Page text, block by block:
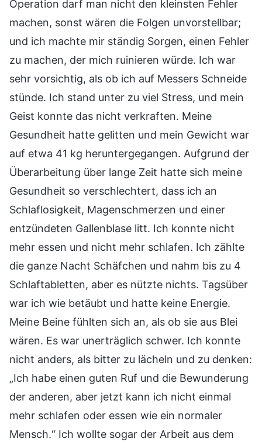
Operation darf man nicht den kleinsten Fehler
machen, sonst wären die Folgen unvorstellbar;
und ich machte mir ständig Sorgen, einen Fehler
zu machen, der mich ruinieren würde. Ich war
sehr vorsichtig, als ob ich auf Messers Schneide
stünde. Ich stand unter zu viel Stress, und mein
Geist konnte das nicht verkraften. Meine
Gesundheit hatte gelitten und mein Gewicht war
auf etwa 41 kg heruntergegangen. Aufgrund der
Überarbeitung über lange Zeit hatte sich meine
Gesundheit so verschlechtert, dass ich an
Schlaflosigkeit, Magenschmerzen und einer
entzündeten Gallenblase litt. Ich konnte nicht
mehr essen und nicht mehr schlafen. Ich zählte
die ganze Nacht Schäfchen und nahm bis zu 4
Schlaftabletten, aber es nützte nichts. Tagsüber
war ich wie betäubt und hatte keine Energie.
Meine Beine fühlten sich an, als ob sie aus Blei
wären. Es war unerträglich schwer. Ich konnte
nicht anders, als bitter zu lächeln und zu denken:
„Ich habe einen guten Ruf und die Bewunderung
der anderen, aber jetzt kann ich nicht einmal
mehr schlafen oder essen wie ein normaler
Mensch.“ Ich wollte sogar der Arbeit aus dem